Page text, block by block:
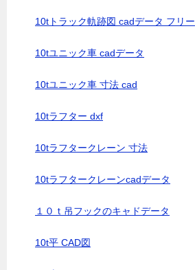
10tトラック軌跡図 cadデータ フリー
10tユニック車 cadデータ
10tユニック車 寸法 cad
10tラフター dxf
10tラフタークレーン 寸法
10tラフタークレーンcadデータ
１０ｔ吊フックのキャドデータ
10t平 CAD図